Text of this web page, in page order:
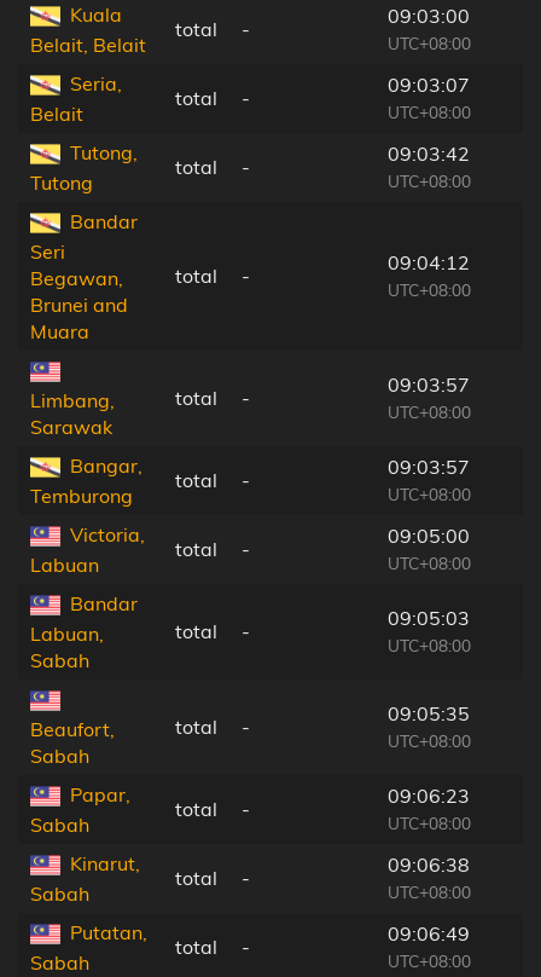
Kuala
Belait, Belait
total -
09:03:00
UTC+08:00
Seria,
Belait
total -
09:03:07
UTC+08:00
Tutong,
Tutong
total -
09:03:42
UTC+08:00
Bandar
Seri
Begawan,
Brunei and
Muara
total -
09:04:12
UTC+08:00
Limbang,
Sarawak
total -
09:03:57
UTC+08:00
Bangar,
Temburong
total -
09:03:57
UTC+08:00
Victoria,
Labuan
total -
09:05:00
UTC+08:00
Bandar
Labuan,
Sabah
total -
09:05:03
UTC+08:00
Beaufort,
Sabah
total -
09:05:35
UTC+08:00
Papar,
Sabah
total -
09:06:23
UTC+08:00
Kinarut,
Sabah
total -
09:06:38
UTC+08:00
Putatan,
Sabah
total -
09:06:49
UTC+08:00